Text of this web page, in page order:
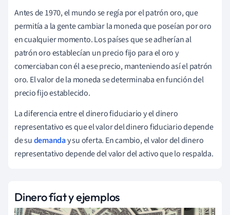
Antes de 1970, el mundo se regía por el patrón oro, que
permitía a la gente cambiar la moneda que poseían por oro
en cualquier momento. Los países que se adherían al
patrón oro establecían un precio fijo para el oro y
comerciaban con él a ese precio, manteniendo así el patrón
oro. El valor de la moneda se determinaba en función del
precio fijo establecido.
La diferencia entre el dinero fiduciario y el dinero
representativo es que el valor del dinero fiduciario depende
de sudemanday su oferta. En cambio, el valor del dinero
representativo depende del valor del activo que lo respalda.
Dinero fíat y ejemplos